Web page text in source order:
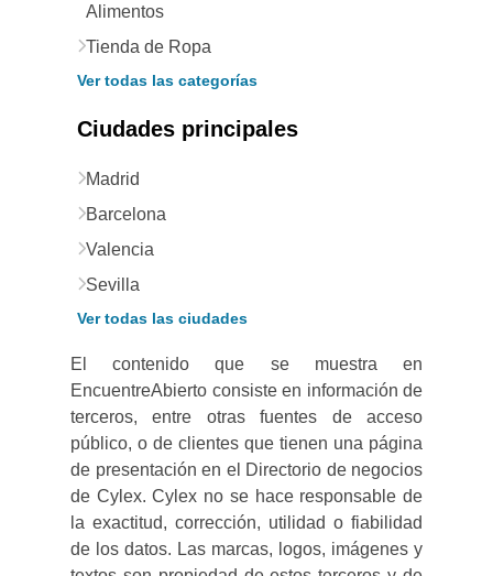
Alimentos
Tienda de Ropa
Ver todas las categorías
Ciudades principales
Madrid
Barcelona
Valencia
Sevilla
Ver todas las ciudades
El contenido que se muestra en
EncuentreAbierto consiste en información de
terceros, entre otras fuentes de acceso
público, o de clientes que tienen una página
de presentación en el Directorio de negocios
de Cylex. Cylex no se hace responsable de
la exactitud, corrección, utilidad o fiabilidad
de los datos. Las marcas, logos, imágenes y